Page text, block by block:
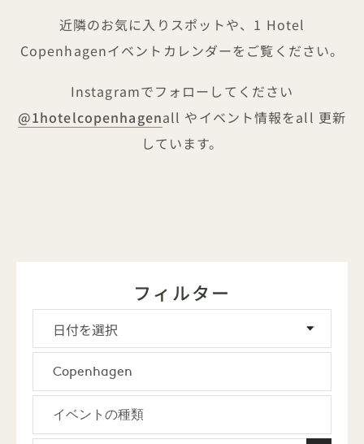
近隣のお気に入りスポットや、1 Hotel
Copenhagenイベントカレンダーをご覧ください。
Instagramでフォローしてください
@1hotelcopenhagenall やイベント情報をall 更新
しています。
フィルター